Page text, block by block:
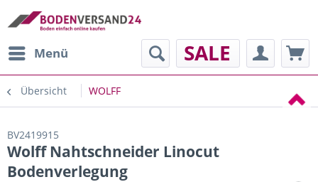
Menü SALE
Übersicht WOLFF
BV2419915
Wolff Nahtschneider Linocut
Bodenverlegung